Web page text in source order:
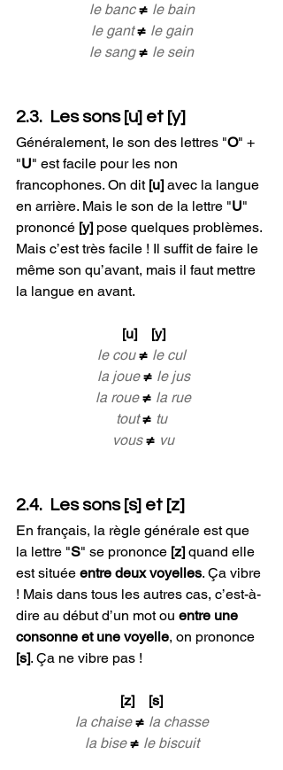
le banc ≠ le bain
le gant ≠ le gain
le sang ≠ le sein
2.3.  Les sons [u] et [y]
Généralement, le son des lettres "O" +
"U" est facile pour les non
francophones. On dit [u] avec la langue
en arrière. Mais le son de la lettre "U"
prononcé [y] pose quelques problèmes.
Mais c’est très facile ! Il suffit de faire le
même son qu’avant, mais il faut mettre
la langue en avant.
[u]    [y]
le cou ≠ le cul
la joue ≠ le jus
la roue ≠ la rue
tout ≠ tu
vous ≠ vu
2.4.  Les sons [s] et [z]
En français, la règle générale est que
la lettre "S" se prononce [z] quand elle
est située entre deux voyelles. Ça vibre
! Mais dans tous les autres cas, c’est-à-
dire au début d’un mot ou entre une
consonne et une voyelle, on prononce
[s]. Ça ne vibre pas !
[z]    [s]
la chaise ≠ la chasse
la bise ≠ le biscuit